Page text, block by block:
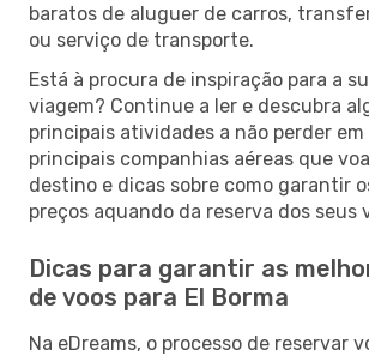
baratos de aluguer de carros,
ou serviço de transporte.
Está à procura de inspiração para a
viagem? Continue a ler e descubra
principais atividades a não perder em
principais companhias aéreas que
destino e dicas sobre como garantir
preços aquando da reserva dos seus
Dicas para garantir as
de voos para El Borma
Na eDreams, o processo de reservar